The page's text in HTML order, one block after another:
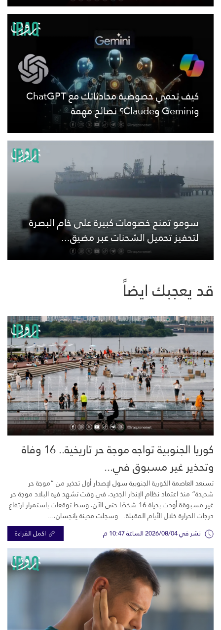
كيف تحمي خصوصية محادثاتك مع ChatGPT
وGemini وClaude؟ نصائح مهمة
سومو تمنح خصومات كبيرة على خام البصرة
لتحفيز تحميل الشحنات عبر مضيق...
قد يعجبك ايضاً
كوريا الجنوبية تواجه موجة حر تاريخية.. 16 وفاة
وتحذير غير مسبوق في...
تستعد العاصمة الكورية الجنوبية سول لإصدار أول تحذير من “موجة حر
شديدة” منذ اعتماد نظام الإنذار الجديد، في وقت تشهد فيه البلاد موجة حر
غير مسبوقة أودت بحياة 16 شخصًا حتى الآن، وسط توقعات باستمرار ارتفاع
درجات الحرارة خلال الأيام المقبلة. وسجلت مدينة يانجسان،...
نشر في 2026/08/04 الساعة 10:47 م اكمل القراءة